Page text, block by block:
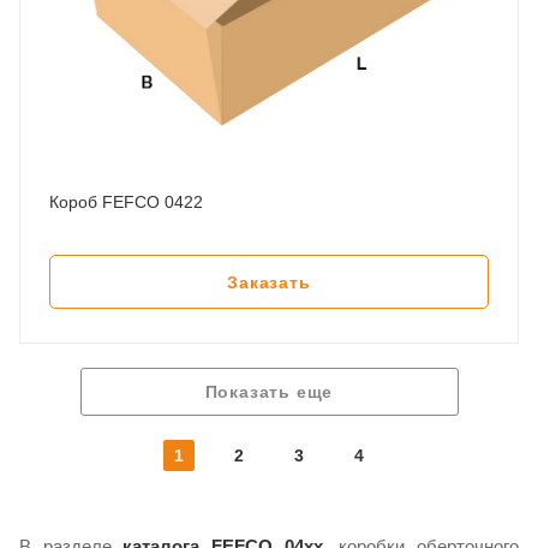
Короб FEFCO 0422
Заказать
Показать еще
1 2 3 4